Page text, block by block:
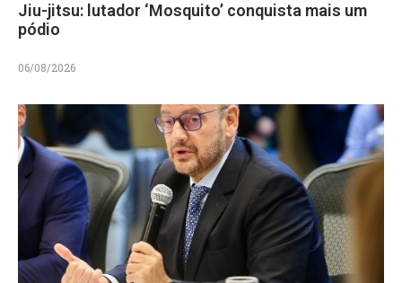
Jiu-jitsu: lutador ‘Mosquito’ conquista mais um
pódio
06/08/2026